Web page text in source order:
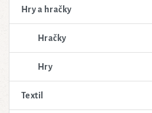
Hry a hračky
Hračky
Hry
Textil